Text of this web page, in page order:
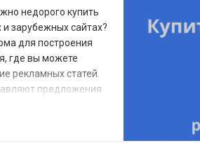
недорого купить
и зарубежных сайтах?
для построения
где вы можете
рекламных статей.
предложения